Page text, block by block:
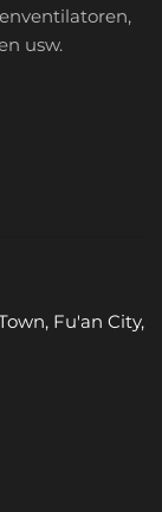
usw.
Fu'an City,